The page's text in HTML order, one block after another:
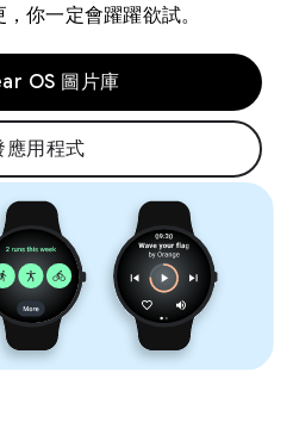
你一定會躍躍欲試。
OS 圖片庫
應用程式